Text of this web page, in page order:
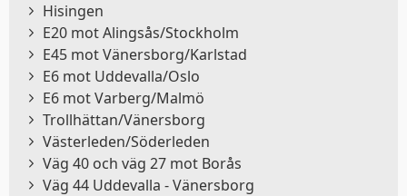
Denna webbplats
använder kakor
Trafiken.nu använder kakor för att ge dig en
bättre upplevelse. Du kan ändra dina
inställningar påkak-informationssidan
Hisingen
E20 mot Alingsås/Stockholm
E45 mot Vänersborg/Karlstad
E6 mot Uddevalla/Oslo
E6 mot Varberg/Malmö
Trollhättan/Vänersborg
Västerleden/Söderleden
Väg 40 och väg 27 mot Borås
Väg 44 Uddevalla - Vänersborg